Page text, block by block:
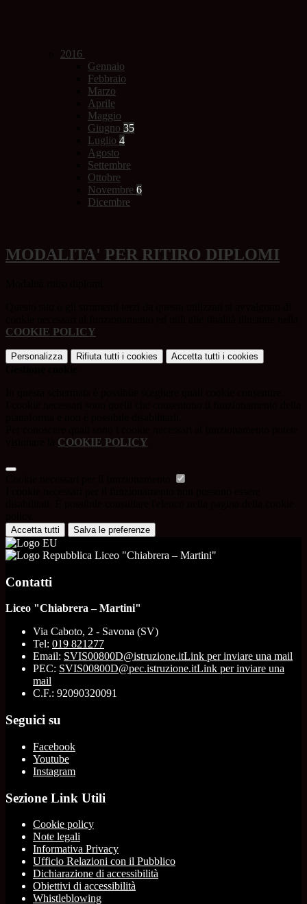
2016
Gennaio
Febbraio
Marzo
Aprile
Maggio
Giugno 35
Luglio 4
Agosto
Settembre
Ottobre
Novembre 6
Dicembre
MODALITA' PER RITIRO DIPLOMI
COOKIE POLICY
Personalizza Rifiuta tutti i cookies Accetta tutti i cookies
COOKIE POLICY
Accetta tutti Salva le preferenze
Liceo "Chiabrera – Martini"
Contatti
Liceo "Chiabrera – Martini"
Via Caboto, 2 - Savona (SV)
Tel: 019 821277
Email: SVIS00800D@istruzione.itLink per inviare una mail
PEC: SVIS00800D@pec.istruzione.itLink per inviare una
mail
C.F.: 92090320091
Seguici su
Facebook
Youtube
Instagram
Sezione Link Utili
Cookie policy
Note legali
Informativa Privacy
Ufficio Relazioni con il Pubblico
Dichiarazione di accessibilità
Obiettivi di accessibilità
Whistleblowing